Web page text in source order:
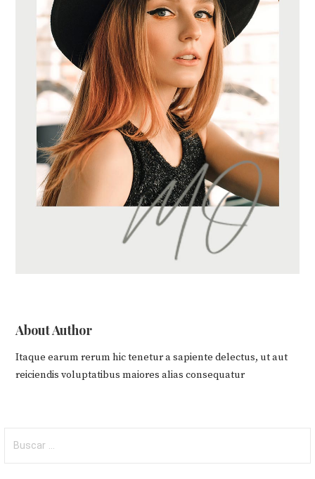
About Author
Itaque earum rerum hic tenetur a sapiente delectus, ut aut
reiciendis voluptatibus maiores alias consequatur